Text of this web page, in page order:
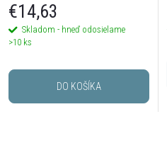
€14,63
Skladom - hneď odosielame
>10 ks
DO KOŠÍKA